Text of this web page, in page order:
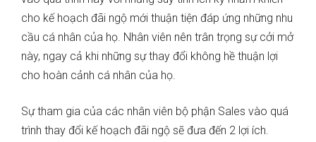
cho kế hoạch đãi ngộ mới thuận tiện đáp ứng những nhu
cầu cá nhân của họ. Nhân viên nên trân trọng sự cởi mở
này, ngay cả khi những sự thay đổi không hề thuận lợi
cho hoàn cảnh cá nhân của họ.
Sự tham gia của các nhân viên bộ phận Sales vào quá
trình thay đổi kế hoạch đãi ngộ sẽ đưa đến 2 lợi ích.